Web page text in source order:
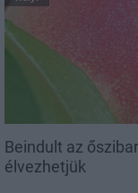
Beindult az
élvezhetjük